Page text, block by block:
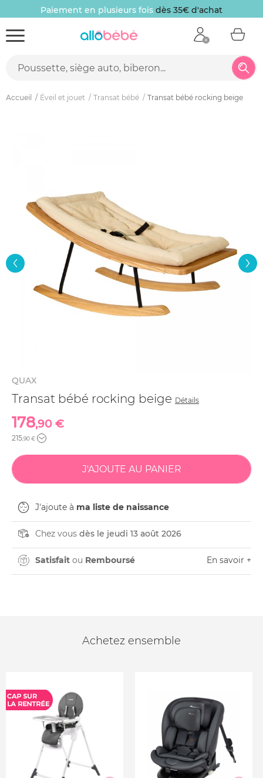
Paiement en plusieurs fois dès 35€ d'achat
Accueil Éveil et jouet Transat bébé Transat bébé rocking beige
QUAX
Transat bébé rocking beige Détails
178,90 €
215,90 €
J'ajoute à ma liste de naissance
Chez vous dès le jeudi 13 août 2026
Satisfait ou Remboursé En savoir +
Achetez ensemble